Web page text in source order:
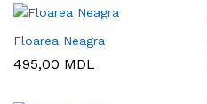
Floarea Neagra
495,00 MDL